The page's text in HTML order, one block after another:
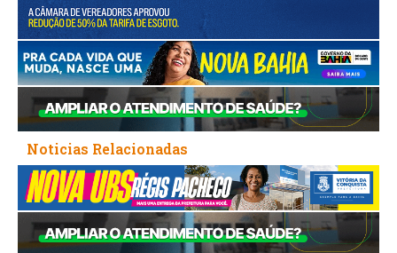
Noticias Relacionadas